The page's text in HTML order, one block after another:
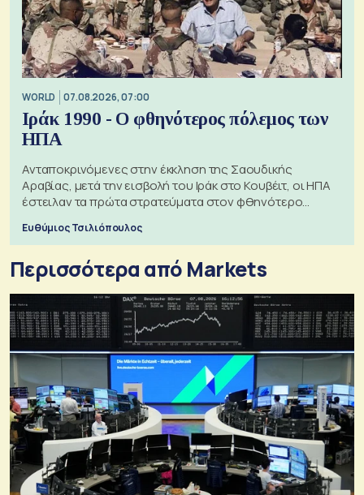
WORLD 07.08.2026, 07:00
Ιράκ 1990 - Ο φθηνότερος πόλεμος των
ΗΠΑ
Ανταποκρινόμενες στην έκκληση της Σαουδικής
Αραβίας, μετά την εισβολή του Ιράκ στο Κουβέιτ, οι ΗΠΑ
έστειλαν τα πρώτα στρατεύματα στον φθηνότερο
Ευθύμιος Τσιλιόπουλος
Περισσότερα από Markets